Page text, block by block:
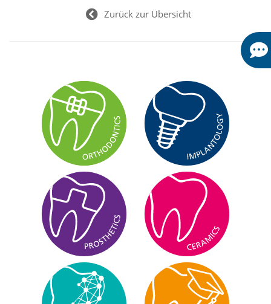
Zurück zur Übersicht